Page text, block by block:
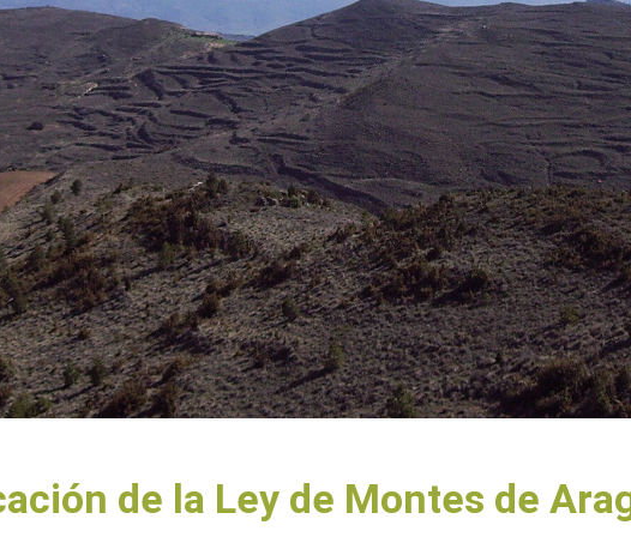
de la Ley de Montes de